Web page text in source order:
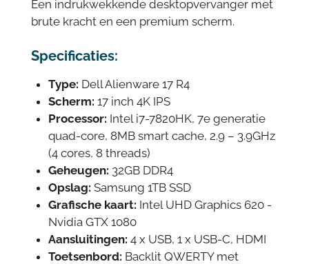
Een indrukwekkende desktopvervanger met
brute kracht en een premium scherm.
Specificaties:
Type: Dell Alienware 17 R4
Scherm: 17 inch 4K IPS
Processor: Intel i7-7820HK, 7e generatie
quad-core, 8MB smart cache, 2.9 – 3.9GHz
(4 cores, 8 threads)
Geheugen: 32GB DDR4
Opslag: Samsung 1TB SSD
Grafische kaart: Intel UHD Graphics 620 -
Nvidia GTX 1080
Aansluitingen: 4 x USB, 1 x USB-C, HDMI
Toetsenbord: Backlit QWERTY met